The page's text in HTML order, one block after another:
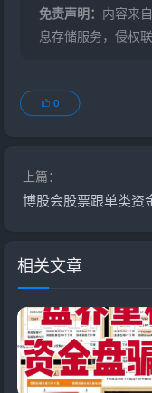
免责声明： 内容来
息存储服务，侵权联
0
上篇：
相关文章